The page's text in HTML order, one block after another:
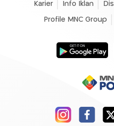
Karier Info Iklan
Profile MNC Group